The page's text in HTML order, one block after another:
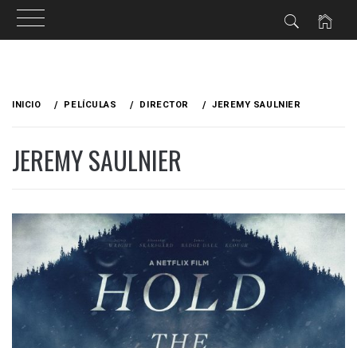
INICIO PELÍCULAS DIRECTOR JEREMY SAULNIER
JEREMY SAULNIER